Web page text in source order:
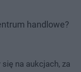
handlowe?
na aukcjach, za